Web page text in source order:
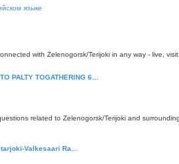
языке
with Zelenogorsk/Terijoki in any way - live,
PALTY TOGATHERING 6…
related to Zelenogorsk/Terijoki and
Valkesaari Ra…